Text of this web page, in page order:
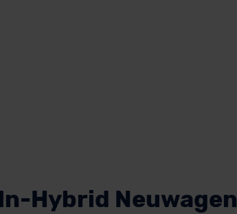
Hybrid Neuwagen